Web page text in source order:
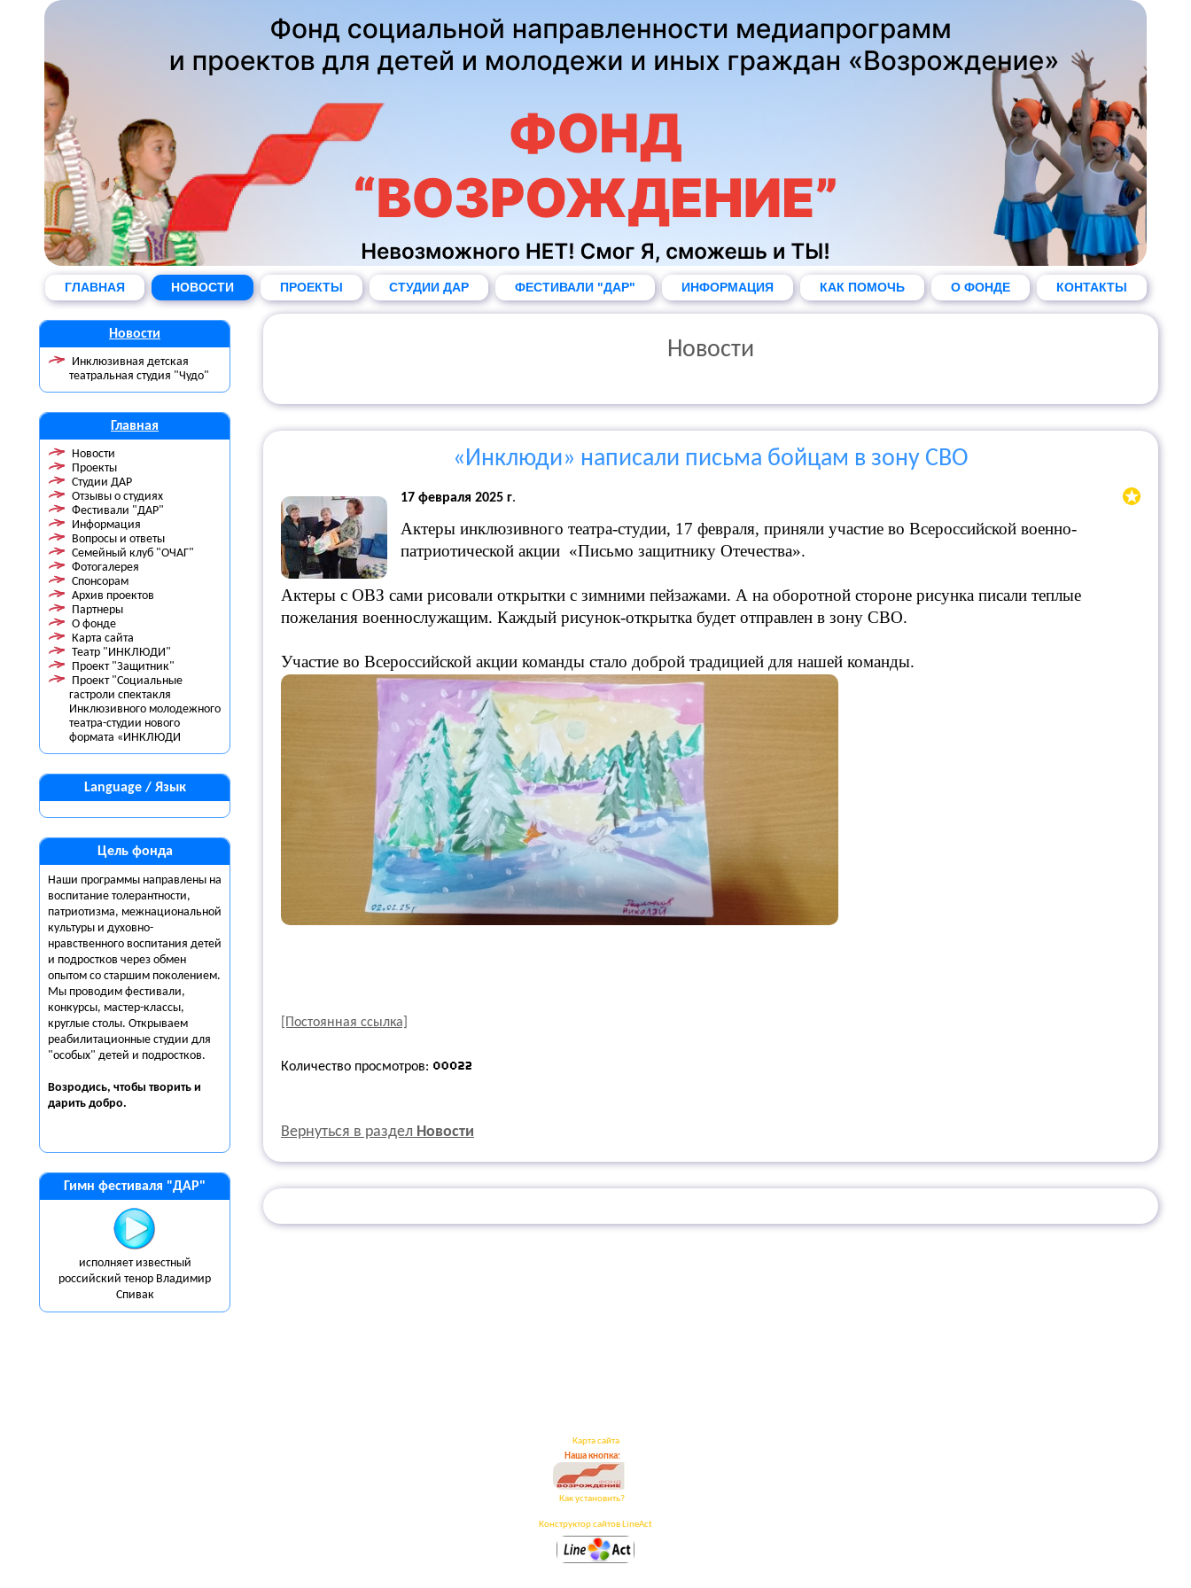
ГЛАВНАЯ НОВОСТИ ПРОЕКТЫ СТУДИИ ДАР ФЕСТИВАЛИ "ДАР" ИНФОРМАЦИЯ КАК ПОМОЧЬ О ФОНДЕ КОНТАКТЫ
Новости
Инклюзивная детская
театральная студия "Чудо"
Главная
Новости
Проекты
Студии ДАР
Отзывы о студиях
Фестивали "ДАР"
Информация
Вопросы и ответы
Семейный клуб "ОЧАГ"
Фотогалерея
Спонсорам
Архив проектов
Партнеры
О фонде
Карта сайта
Театр "ИНКЛЮДИ"
Проект "Защитник"
Проект "Социальные
гастроли спектакля
Инклюзивного молодежного
театра-студии нового
формата «ИНКЛЮДИ
Language / Язык
Цель фонда
Наши программы направлены на
воспитание толерантности,
патриотизма, межнациональной
культуры и духовно-
нравственного воспитания детей
и подростков через обмен
опытом со старшим поколением.
Мы проводим фестивали,
конкурсы, мастер-классы,
круглые столы. Открываем
реабилитационные студии для
"особых" детей и подростков.
Возродись, чтобы творить и
дарить добро.
Гимн фестиваля "ДАР"
исполняет известный
российский тенор Владимир
Спивак
Новости
«Инклюди» написали письма бойцам в зону СВО
17 февраля 2025 г.
Актеры инклюзивного театра-студии, 17 февраля, приняли участие во Всероссийской военно-
патриотической акции «Письмо защитнику Отечества».
Актеры с ОВЗ сами рисовали открытки с зимними пейзажами. А на оборотной стороне рисунка писали теплые
пожелания военнослужащим. Каждый рисунок-открытка будет отправлен в зону СВО.
Участие во Всероссийской акции команды стало доброй традицией для нашей команды.
[Постоянная ссылка]
Количество просмотров:
Вернуться в раздел Новости
Карта сайта
Наша кнопка:
Как установить?
Конструктор сайтов LineAct